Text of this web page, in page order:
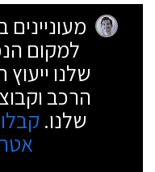
למקום
שלנו
הרכב
שלנו.